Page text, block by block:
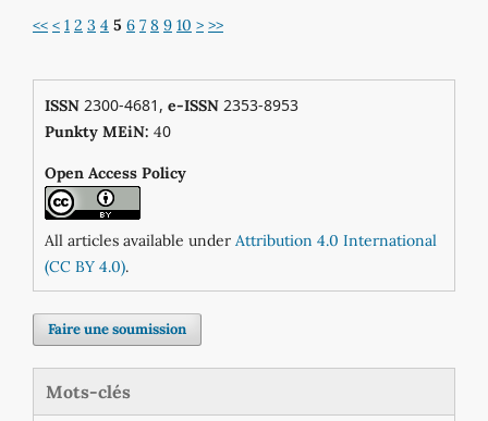
<< < 1 2 3 4 5 6 7 8 9 10 > >>
ISSN2300-4681, e-ISSN2353-8953
Punkty MEiN: 40
Open Access Policy
All articles available under Attribution 4.0 International
(CC BY 4.0).
Faire une soumission
Mots-clés